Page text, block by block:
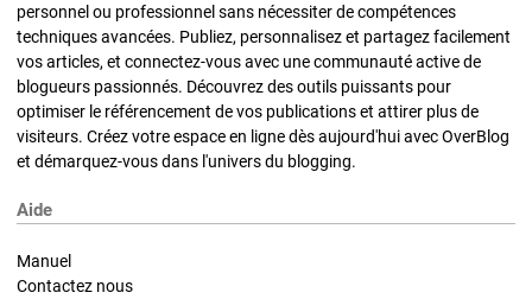
personnel ou professionnel sans nécessiter de compétences
techniques avancées. Publiez, personnalisez et partagez facilement
vos articles, et connectez-vous avec une communauté active de
blogueurs passionnés. Découvrez des outils puissants pour
optimiser le référencement de vos publications et attirer plus de
visiteurs. Créez votre espace en ligne dès aujourd'hui avec OverBlog
et démarquez-vous dans l'univers du blogging.
Aide
Manuel
Contactez nous